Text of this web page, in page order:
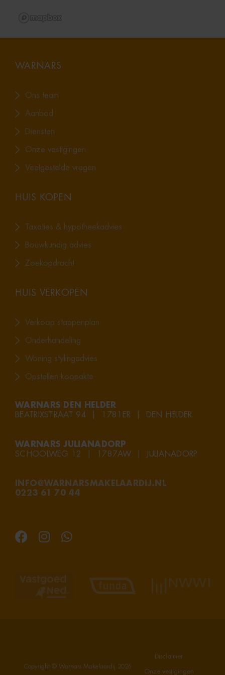
WARNARS
Ons team
Aanbod
Diensten
Onze vestigingen
Veelgestelde vragen
HUIS KOPEN
Taxaties & hypotheekadvies
Bouwkundig advies
Zoekopdracht
HUIS VERKOPEN
Verkoop stappenplan
Onderhandeling
Woning stylingadvies
Opstellen koopakte
WARNARS DEN HELDER
BEATRIXSTRAAT 94 | 1781ER | DEN HELDER
WARNARS JULIANADORP
SCHOOLWEG 12 | 1787AW | JULIANADORP
INFO@WARNARSMAKELAARDIJ.NL
0223 61 70 44
Copyright © Warnars Makelaardij 2026
Disclaimer
Onze vestigingen